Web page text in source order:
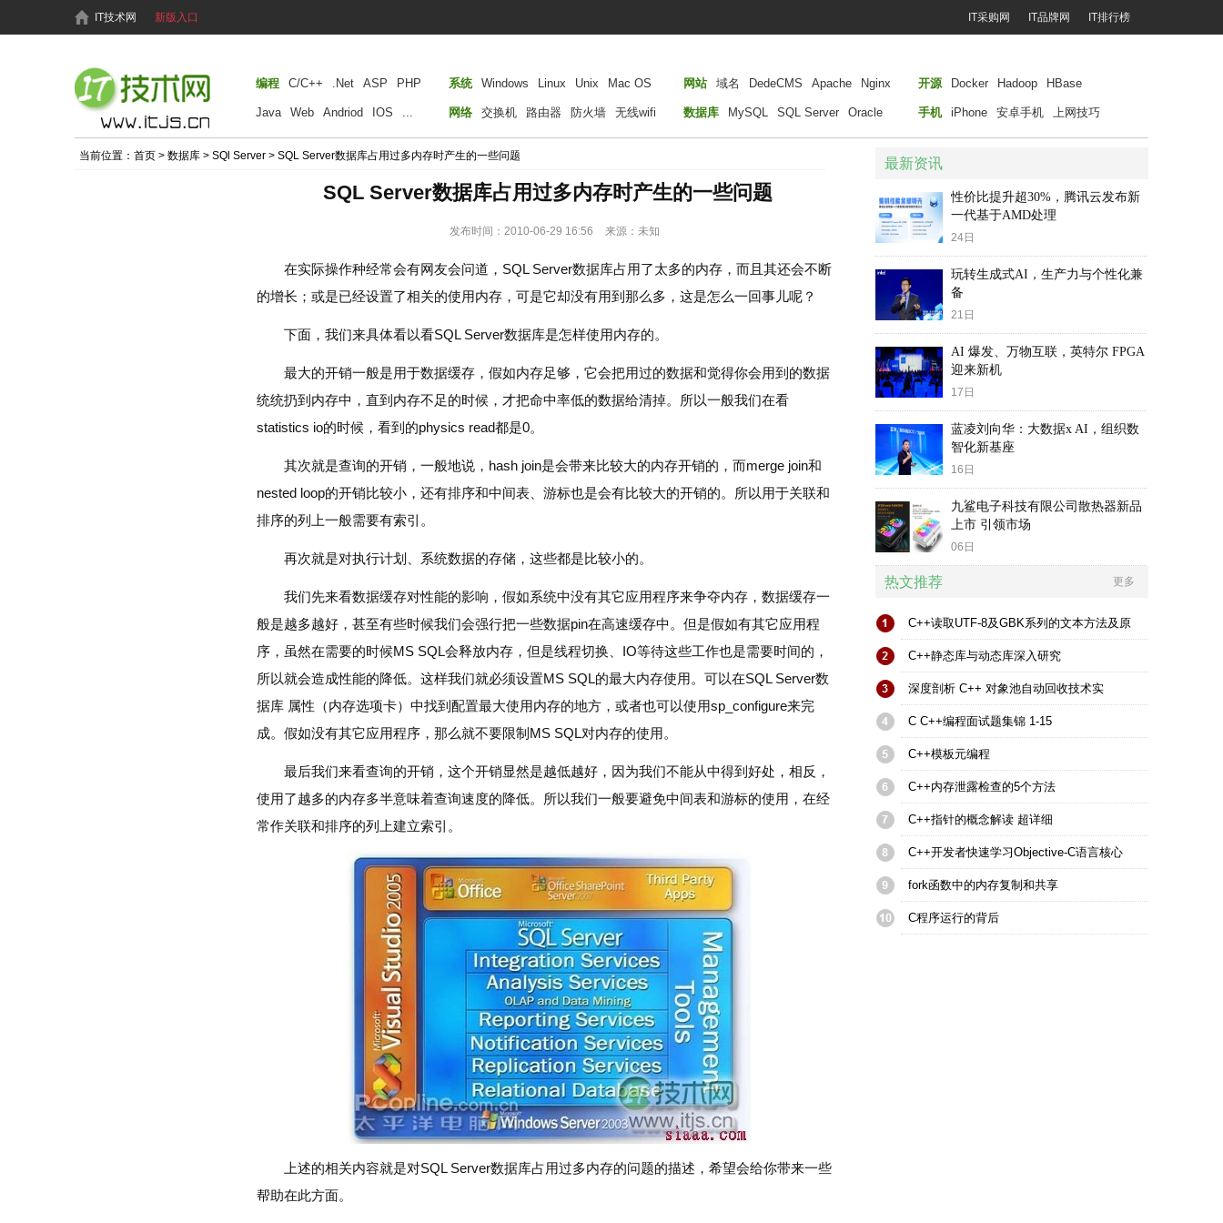
IT技术网 新版入口 IT采购网 IT品牌网 IT排行榜
编程 C/C++ .Net ASP PHP
Java Web Andriod IOS ...
系统 Windows Linux Unix Mac OS
网络 交换机 路由器 防火墙 无线wifi
网站 域名 DedeCMS Apache Nginx
数据库 MySQL SQL Server Oracle
开源 Docker Hadoop HBase
手机 iPhone 安卓手机 上网技巧
当前位置： 首页 > 数据库 > SQl Server > SQL Server数据库占用过多内存时产生的一些问题
SQL Server数据库占用过多内存时产生的一些问题
发布时间：2010-06-29 16:56 来源：未知
在实际操作种经常会有网友会问道，SQL Server数据库占用了太多的内存，而且其还会不断
的增长；或是已经设置了相关的使用内存，可是它却没有用到那么多，这是怎么一回事儿呢？
下面，我们来具体看以看SQL Server数据库是怎样使用内存的。
最大的开销一般是用于数据缓存，假如内存足够，它会把用过的数据和觉得你会用到的数据
统统扔到内存中，直到内存不足的时候，才把命中率低的数据给清掉。所以一般我们在看
statistics io的时候，看到的physics read都是0。
其次就是查询的开销，一般地说，hash join是会带来比较大的内存开销的，而merge join和
nested loop的开销比较小，还有排序和中间表、游标也是会有比较大的开销的。所以用于关联和
排序的列上一般需要有索引。
再次就是对执行计划、系统数据的存储，这些都是比较小的。
我们先来看数据缓存对性能的影响，假如系统中没有其它应用程序来争夺内存，数据缓存一
般是越多越好，甚至有些时候我们会强行把一些数据pin在高速缓存中。但是假如有其它应用程
序，虽然在需要的时候MS SQL会释放内存，但是线程切换、IO等待这些工作也是需要时间的，
所以就会造成性能的降低。这样我们就必须设置MS SQL的最大内存使用。可以在SQL Server数
据库 属性（内存选项卡）中找到配置最大使用内存的地方，或者也可以使用sp_configure来完
成。假如没有其它应用程序，那么就不要限制MS SQL对内存的使用。
最后我们来看查询的开销，这个开销显然是越低越好，因为我们不能从中得到好处，相反，
使用了越多的内存多半意味着查询速度的降低。所以我们一般要避免中间表和游标的使用，在经
常作关联和排序的列上建立索引。
上述的相关内容就是对SQL Server数据库占用过多内存的问题的描述，希望会给你带来一些
帮助在此方面。
最新资讯
性价比提升超30%，腾讯云发布新
一代基于AMD处理
24日
玩转生成式AI，生产力与个性化兼
备
21日
AI 爆发、万物互联，英特尔 FPGA
迎来新机
17日
蓝凌刘向华：大数据x AI，组织数
智化新基座
16日
九鲨电子科技有限公司散热器新品
上市 引领市场
06日
热文推荐 更多
C++读取UTF-8及GBK系列的文本方法及原
C++静态库与动态库深入研究
深度剖析 C++ 对象池自动回收技术实
C C++编程面试题集锦 1-15
C++模板元编程
C++内存泄露检查的5个方法
C++指针的概念解读 超详细
C++开发者快速学习Objective-C语言核心
fork函数中的内存复制和共享
C程序运行的背后